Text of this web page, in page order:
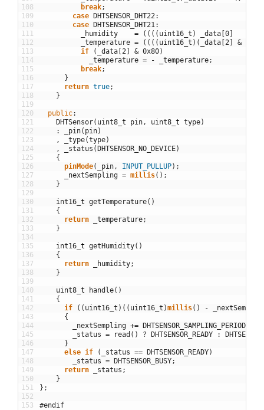
108
109
110
111
112
113
114
115
116
117
118
119
120
121
122
123
124
125
126
127
128
129
130
131
132
133
134
135
136
137
138
139
140
141
142
143
144
145
146
147
148
149
150
151
152
153
break;
case DHTSENSOR_DHT22 :
case DHTSENSOR_DHT21 :
_humidity
= ( ( ( ( uint16_t ) _data [0]
_temperature = ( ( ( ( uint16_t ) ( _data [2 ] &
if
( _data [2 ] & 0x80)
_temperature = - _temperature;
break;
}
return true;
}
public:
DHTSensor( uint8 t pin , uint8 t type)
:
_pin( pin)
,
_type(type)
,
_status (DHTSENSOR_NO_DEVICE)
{
pinMode( _pin , INPUT_PULLUP) ;
_nextSempling = millis( ) ;
}
int16 t getTemperature( )
{
return
_temperature;
}
int16 t getHumidity( )
{
return
_humidity;
}
uint8 t handle( )
{
if
( ( uint16_t ) ( ( uint16_t )millis( ) -
{
_nextSempling += DHTSENSOR_SAMPLING_PERIOD
_status = read ( ) ? DHTSENSOR_READY :
}
else if ( _status == DHTSENSOR_READY)
_status = DHTSENSOR_BUSY;
return
_status ;
}
} ;
#endif